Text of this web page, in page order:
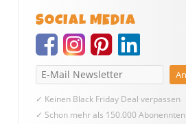
SOCIAL MEDIA
✓ Keinen Black Friday Deal verpassen
✓ Schon mehr als 150.000 Abonennten